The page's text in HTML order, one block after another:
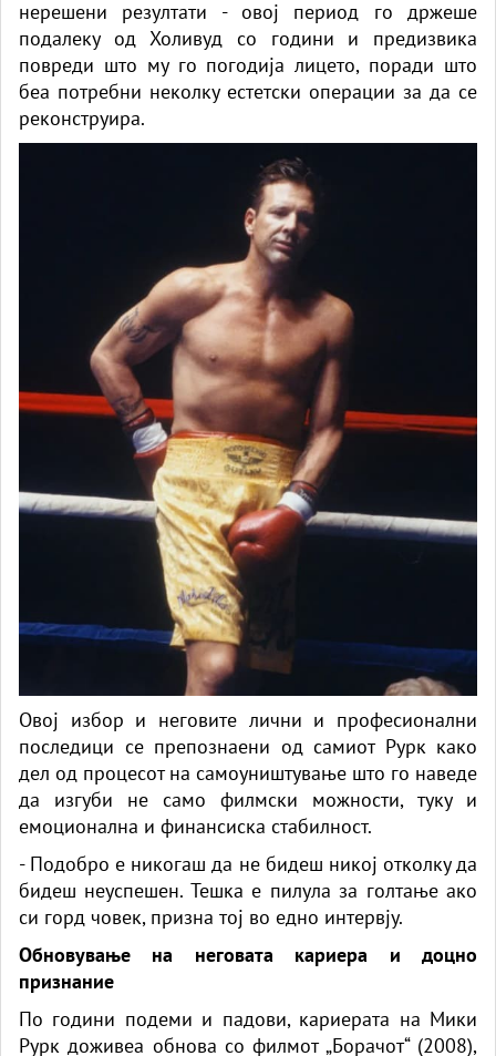
нерешени резултати - овој период го држеше
подалеку од Холивуд со години и предизвика
повреди што му го погодија лицето, поради што
беа потребни неколку естетски операции за да се
реконструира.
Овој избор и неговите лични и професионални
последици се препознаени од самиот Рурк како
дел од процесот на самоуништување што го наведе
да изгуби не само филмски можности, туку и
емоционална и финансиска стабилност.
- Подобро е никогаш да не бидеш никој отколку да
бидеш неуспешен. Тешка е пилула за голтање ако
си горд човек, призна тој во едно интервју.
Обновување на неговата кариера и доцно
признание
По години подеми и падови, кариерата на Мики
Рурк доживеа обнова со филмот „Борачот“ (2008),